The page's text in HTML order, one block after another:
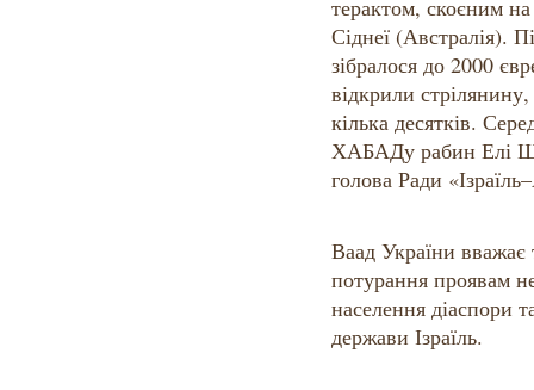
терактом, скоєним
Сіднеї (Австралія).
зібралося до 2000
відкрили
кілька десятків.
ХАБАДу рабин Елі
голова Ради
Ваад України
потурання проявам
населення діаспори
держави Ізраїль.